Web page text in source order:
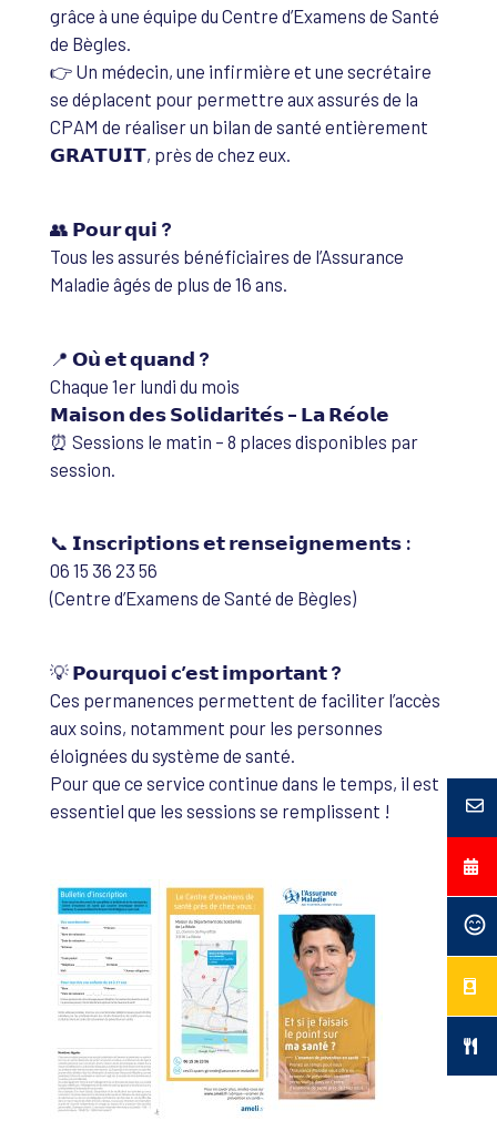
grâce à une équipe du Centre d’Examens de Santé
de Bègles.
👉 Un médecin, une infirmière et une secrétaire
se déplacent pour permettre aux assurés de la
CPAM de réaliser un bilan de santé entièrement
𝗚𝗥𝗔𝗧𝗨𝗜𝗧, près de chez eux.
👥 𝗣𝗼𝘂𝗿 𝗾𝘂𝗶 ?
Tous les assurés bénéficiaires de l’Assurance
Maladie âgés de plus de 16 ans.
📍 𝗢𝘂̀ 𝗲𝘁 𝗾𝘂𝗮𝗻𝗱 ?
Chaque 1er lundi du mois
𝗠𝗮𝗶𝘀𝗼𝗻 𝗱𝗲𝘀 𝗦𝗼𝗹𝗶𝗱𝗮𝗿𝗶𝘁𝗲́𝘀 – 𝗟𝗮 𝗥𝗲́𝗼𝗹𝗲
⏰ Sessions le matin – 8 places disponibles par
session.
📞 𝗜𝗻𝘀𝗰𝗿𝗶𝗽𝘁𝗶𝗼𝗻𝘀 𝗲𝘁 𝗿𝗲𝗻𝘀𝗲𝗶𝗴𝗻𝗲𝗺𝗲𝗻𝘁𝘀 :
06 15 36 23 56
(Centre d’Examens de Santé de Bègles)
💡 𝗣𝗼𝘂𝗿𝗾𝘂𝗼𝗶 𝗰’𝗲𝘀𝘁 𝗶𝗺𝗽𝗼𝗿𝘁𝗮𝗻𝘁 ?
Ces permanences permettent de faciliter l’accès
aux soins, notamment pour les personnes
éloignées du système de santé.
Pour que ce service continue dans le temps, il est
essentiel que les sessions se remplissent !